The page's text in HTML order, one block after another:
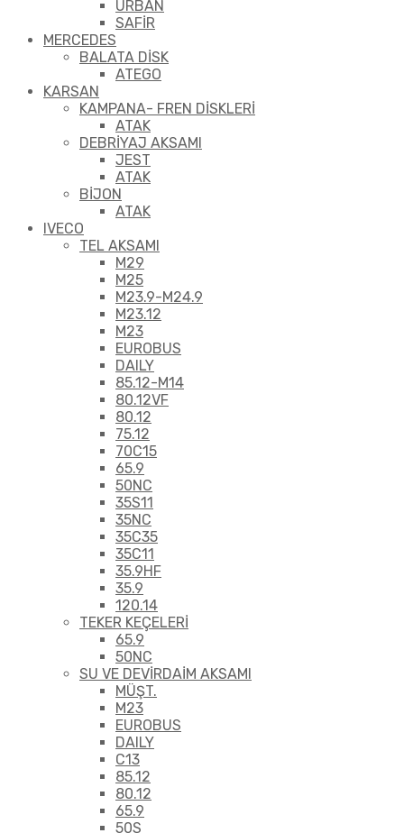
URBAN
SAFİR
MERCEDES
BALATA DİSK
ATEGO
KARSAN
KAMPANA- FREN DİSKLERİ
ATAK
DEBRİYAJ AKSAMI
JEST
ATAK
BİJON
ATAK
IVECO
TEL AKSAMI
M29
M25
M23.9-M24.9
M23.12
M23
EUROBUS
DAILY
85.12-M14
80.12VF
80.12
75.12
70C15
65.9
50NC
35S11
35NC
35C35
35C11
35.9HF
35.9
120.14
TEKER KEÇELERİ
65.9
50NC
SU VE DEVİRDAİM AKSAMI
MÜŞT.
M23
EUROBUS
DAILY
C13
85.12
80.12
65.9
50S